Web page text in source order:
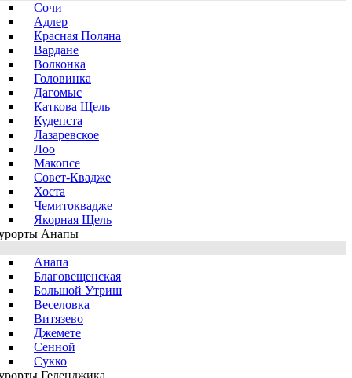
Сочи
Адлер
Красная Поляна
Вардане
Волконка
Головинка
Дагомыс
Каткова Щель
Кудепста
Лазаревское
Лоо
Макопсе
Совет-Квадже
Хоста
Чемитоквадже
Якорная Щель
Анапы
Анапа
Благовещенская
Большой Утриш
Веселовка
Витязево
Джемете
Сенной
Сукко
Геленджика